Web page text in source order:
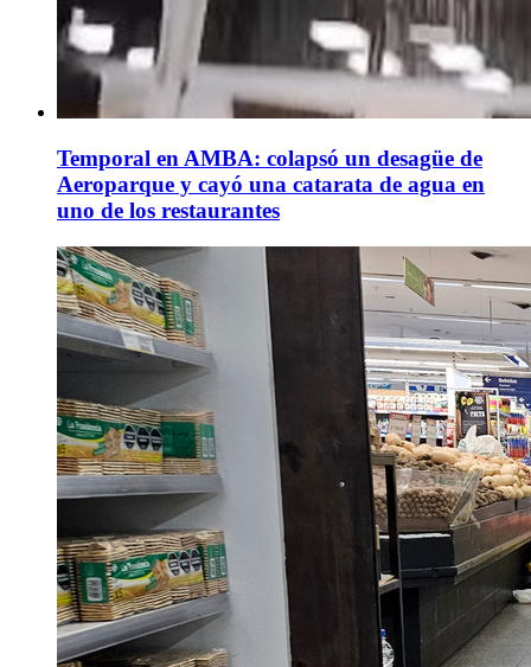
Temporal en AMBA: colapsó un desagüe de
Aeroparque y cayó una catarata de agua en
uno de los restaurantes